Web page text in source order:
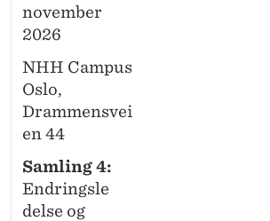
november
2026
NHH Campus
Oslo,
Drammensvei
en 44
Samling 4:
Endringsle
delse og